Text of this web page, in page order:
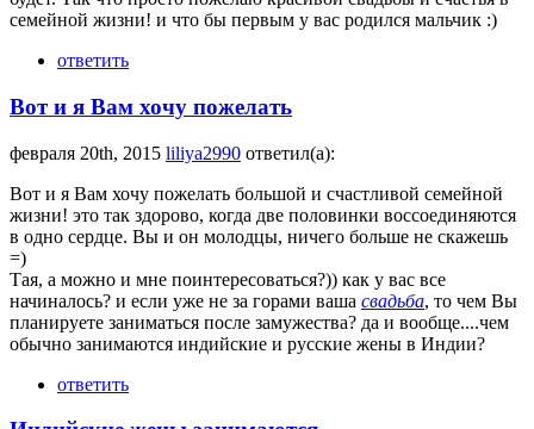
семейной жизни! и что бы первым у вас родился мальчик :)
ответить
Вот и я Вам хочу пожелать
февраля 20th, 2015 liliya2990 ответил(а):
Вот и я Вам хочу пожелать большой и счастливой семейной
жизни! это так здорово, когда две половинки воссоединяются
в одно сердце. Вы и он молодцы, ничего больше не скажешь
=)
Тая, а можно и мне поинтересоваться?)) как у вас все
начиналось? и если уже не за горами ваша свадьба, то чем Вы
планируете заниматься после замужества? да и вообще....чем
обычно занимаются индийские и русские жены в Индии?
ответить